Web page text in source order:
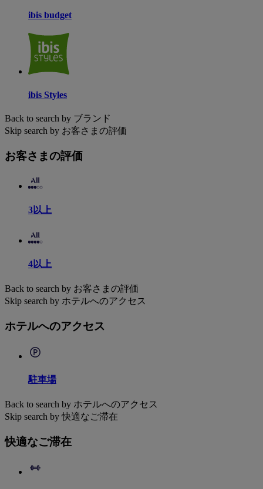
ibis budget
ibis Styles
Back to search by ブランド
Skip search by お客さまの評価
お客さまの評価
3以上
4以上
Back to search by お客さまの評価
Skip search by ホテルへのアクセス
ホテルへのアクセス
駐車場
Back to search by ホテルへのアクセス
Skip search by 快適なご滞在
快適なご滞在